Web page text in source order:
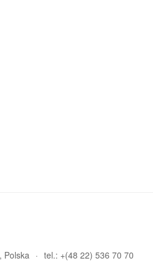
Polska
tel.: +(48 22) 536 70 70